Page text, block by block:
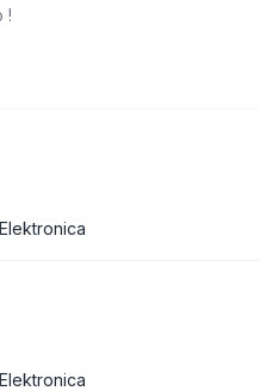
!
Elektronica
Elektronica